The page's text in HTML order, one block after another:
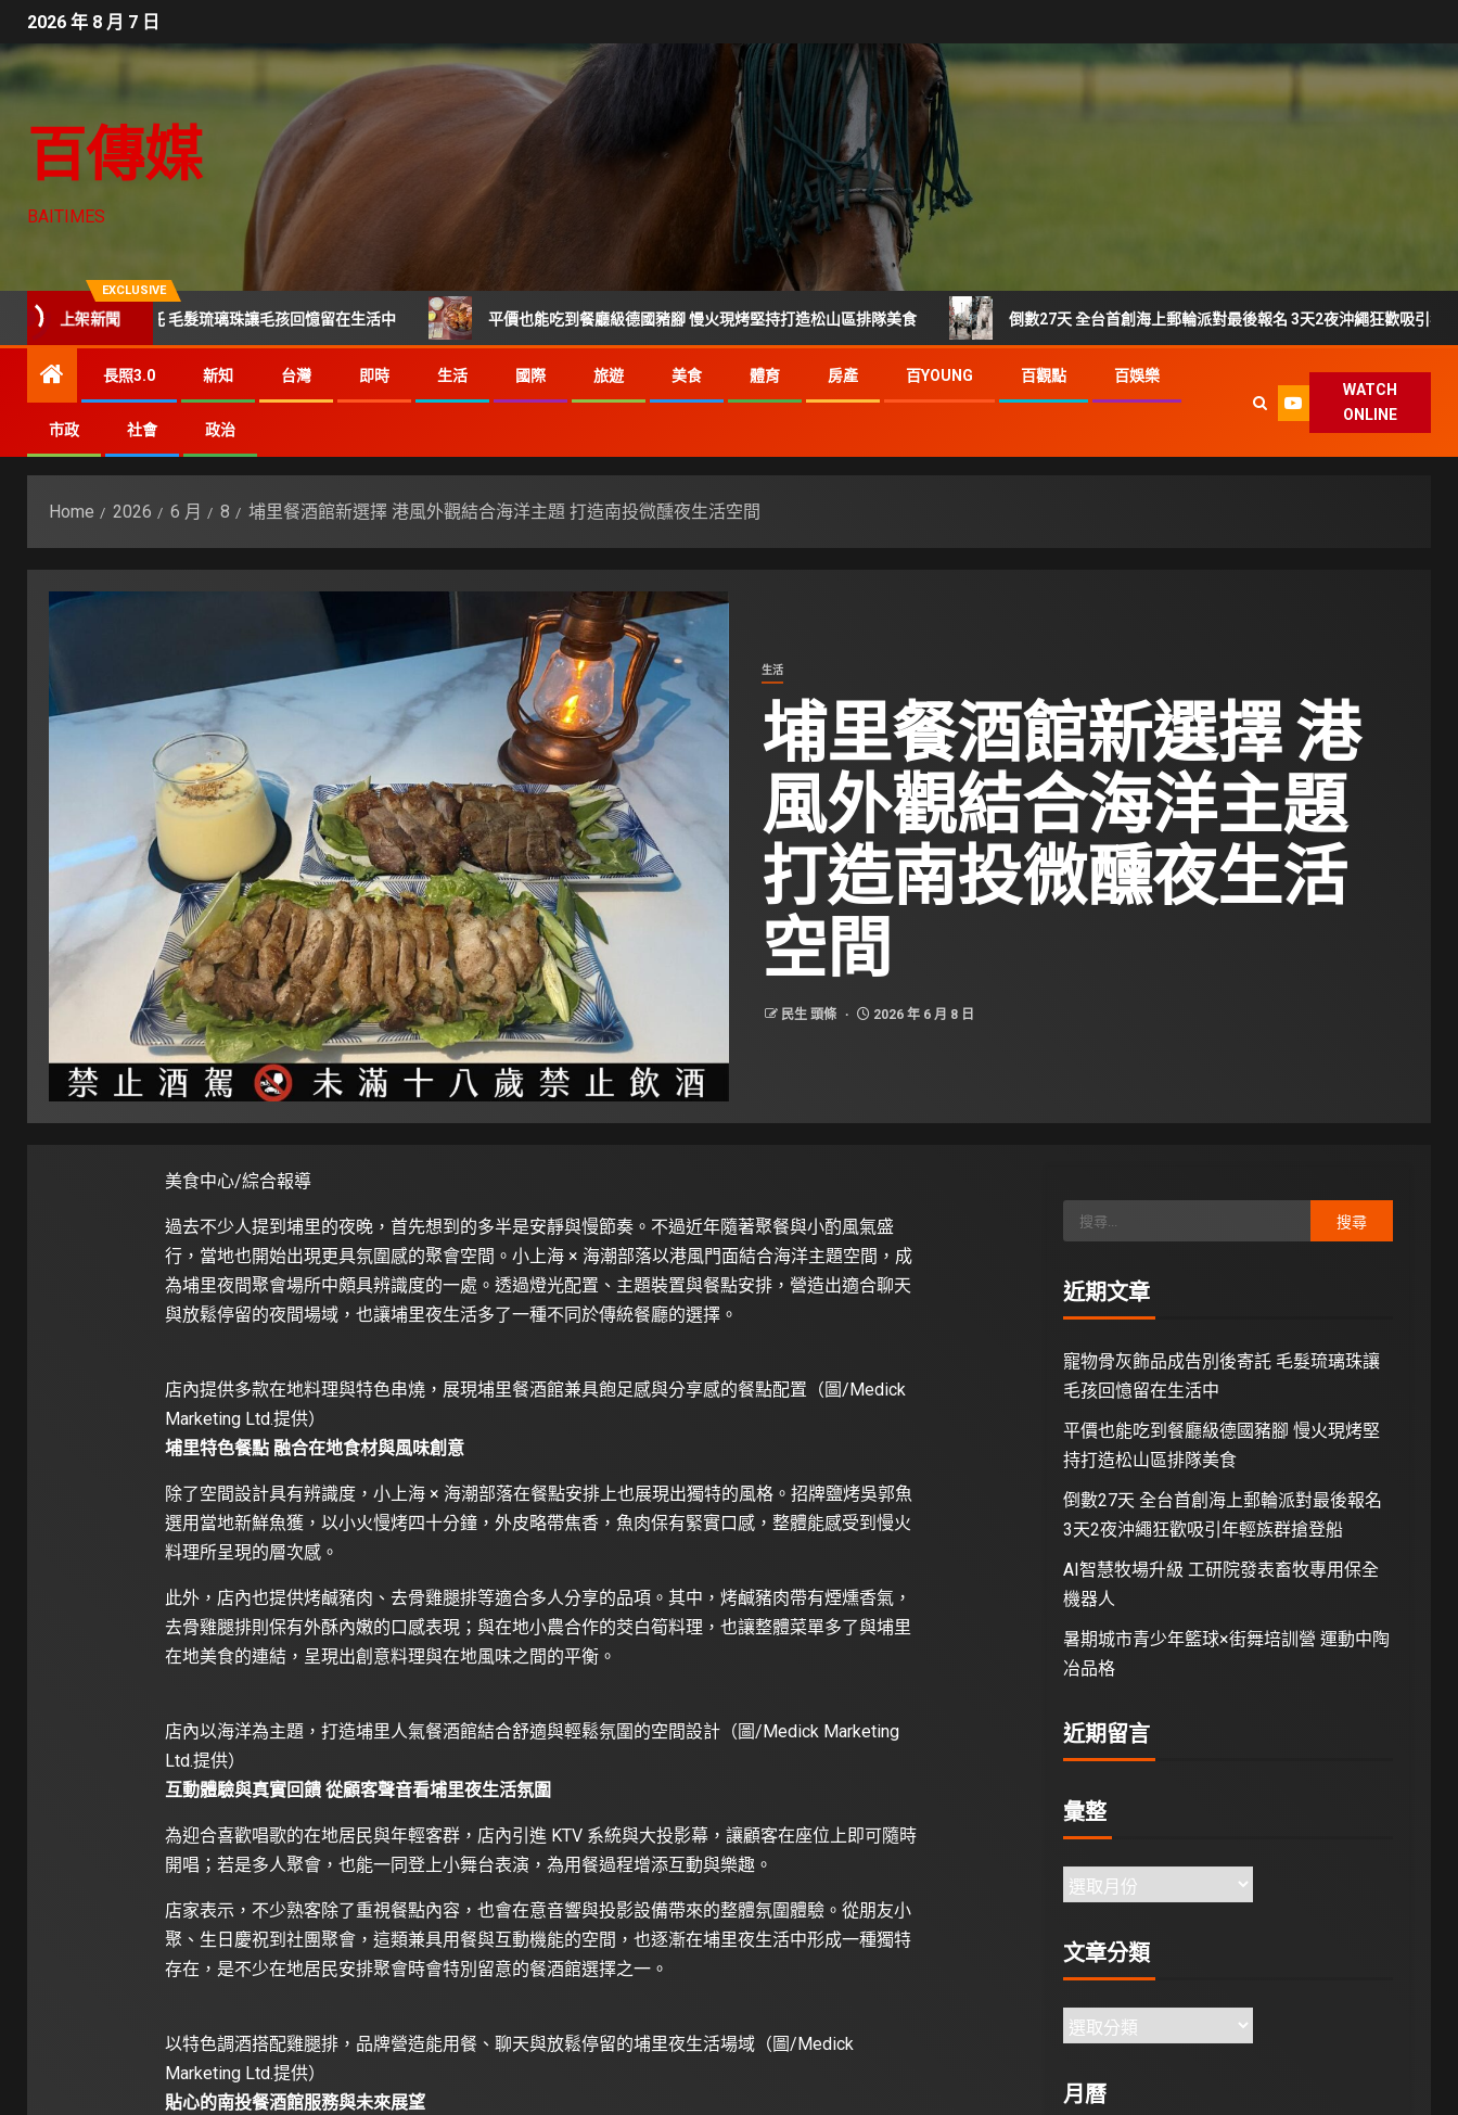
2026 年 8 月 7 日
百傳媒
BAITIMES
EXCLUSIVE
上架新聞
告別後寄託 毛髮琉璃珠讓毛孩回憶留在生活中 平價也能吃到餐廳級德國豬腳 慢火現烤堅持打造松山區排隊美食 倒數27天 全台首創海上郵輪派對最後報名 3天2夜沖繩狂歡吸引年輕族群搶登
長照3.0 新知 台灣 即時 生活 國際 旅遊 美食 體育 房產 百YOUNG 百觀點 百娛樂
市政 社會 政治
WATCH
ONLINE
Home 2026 6 月 8 埔里餐酒館新選擇 港風外觀結合海洋主題 打造南投微醺夜生活空間
生活
埔里餐酒館新選擇 港
風外觀結合海洋主題
打造南投微醺夜生活
空間
民生 頭條 2026 年 6 月 8 日
美食中心/綜合報導
過去不少人提到埔里的夜晚，首先想到的多半是安靜與慢節奏。不過近年隨著聚餐與小酌風氣盛
行，當地也開始出現更具氛圍感的聚會空間。小上海 × 海潮部落以港風門面結合海洋主題空間，成
為埔里夜間聚會場所中頗具辨識度的一處。透過燈光配置、主題裝置與餐點安排，營造出適合聊天
與放鬆停留的夜間場域，也讓埔里夜生活多了一種不同於傳統餐廳的選擇。
店內提供多款在地料理與特色串燒，展現埔里餐酒館兼具飽足感與分享感的餐點配置（圖/Medick
Marketing Ltd.提供）
埔里特色餐點 融合在地食材與風味創意
除了空間設計具有辨識度，小上海 × 海潮部落在餐點安排上也展現出獨特的風格。招牌鹽烤吳郭魚
選用當地新鮮魚獲，以小火慢烤四十分鐘，外皮略帶焦香，魚肉保有緊實口感，整體能感受到慢火
料理所呈現的層次感。
此外，店內也提供烤鹹豬肉、去骨雞腿排等適合多人分享的品項。其中，烤鹹豬肉帶有煙燻香氣，
去骨雞腿排則保有外酥內嫩的口感表現；與在地小農合作的茭白筍料理，也讓整體菜單多了與埔里
在地美食的連結，呈現出創意料理與在地風味之間的平衡。
店內以海洋為主題，打造埔里人氣餐酒館結合舒適與輕鬆氛圍的空間設計（圖/Medick Marketing
Ltd.提供）
互動體驗與真實回饋 從顧客聲音看埔里夜生活氛圍
為迎合喜歡唱歌的在地居民與年輕客群，店內引進 KTV 系統與大投影幕，讓顧客在座位上即可隨時
開唱；若是多人聚會，也能一同登上小舞台表演，為用餐過程增添互動與樂趣。
店家表示，不少熟客除了重視餐點內容，也會在意音響與投影設備帶來的整體氛圍體驗。從朋友小
聚、生日慶祝到社團聚會，這類兼具用餐與互動機能的空間，也逐漸在埔里夜生活中形成一種獨特
存在，是不少在地居民安排聚會時會特別留意的餐酒館選擇之一。
以特色調酒搭配雞腿排，品牌營造能用餐、聊天與放鬆停留的埔里夜生活場域（圖/Medick
Marketing Ltd.提供）
貼心的南投餐酒館服務與未來展望
近期文章
寵物骨灰飾品成告別後寄託 毛髮琉璃珠讓
毛孩回憶留在生活中
平價也能吃到餐廳級德國豬腳 慢火現烤堅
持打造松山區排隊美食
倒數27天 全台首創海上郵輪派對最後報名
3天2夜沖繩狂歡吸引年輕族群搶登船
AI智慧牧場升級 工研院發表畜牧專用保全
機器人
暑期城市青少年籃球×街舞培訓營 運動中陶
冶品格
近期留言
彙整
文章分類
月曆